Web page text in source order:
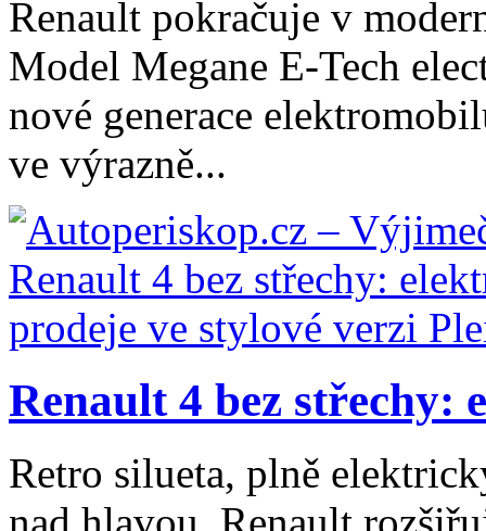
Renault pokračuje v
Model Megane E-Tech
nové generace
ve výrazně...
Renault 4 bez střechy:
Retro silueta, plně
nad hlavou. Renault